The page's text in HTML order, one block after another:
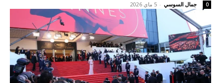
جمال السوسي - 5 ماي 2026 0